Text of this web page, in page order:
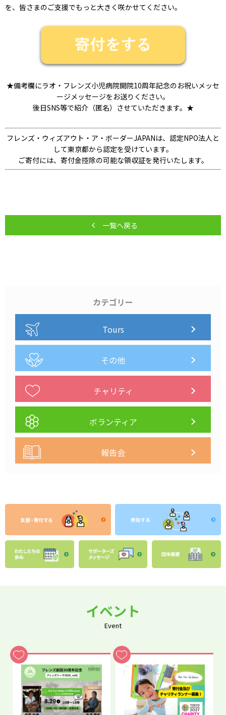
を、皆さまのご支援でもっと大きく咲かせてください。
★備考欄にラオ・フレンズ小児病院開院10周年記念のお祝いメッセ
ージメッセージをお送りください。
後日SNS等で紹介（匿名）させていただきます。★
フレンズ・ウィズアウト・ア・ボーダーJAPANは、認定NPO法人と
して東京都から認定を受けています。
ご寄付には、寄付金控除の可能な領収証を発行いたします。
一覧へ戻る
カテゴリー
Tours
その他
チャリティ
ボランティア
報告会
イベント
Event